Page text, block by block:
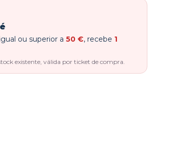
ou superior a 50 €, recebe 1
existente, válida por ticket de compra.